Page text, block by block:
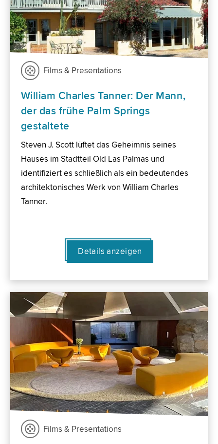
Films & Presentations
William Charles Tanner: Der Mann,
der das frühe Palm Springs
gestaltete
Steven J. Scott lüftet das Geheimnis seines
Hauses im Stadtteil Old Las Palmas und
identifiziert es schließlich als ein bedeutendes
architektonisches Werk von William Charles
Tanner.
Details anzeigen
Films & Presentations